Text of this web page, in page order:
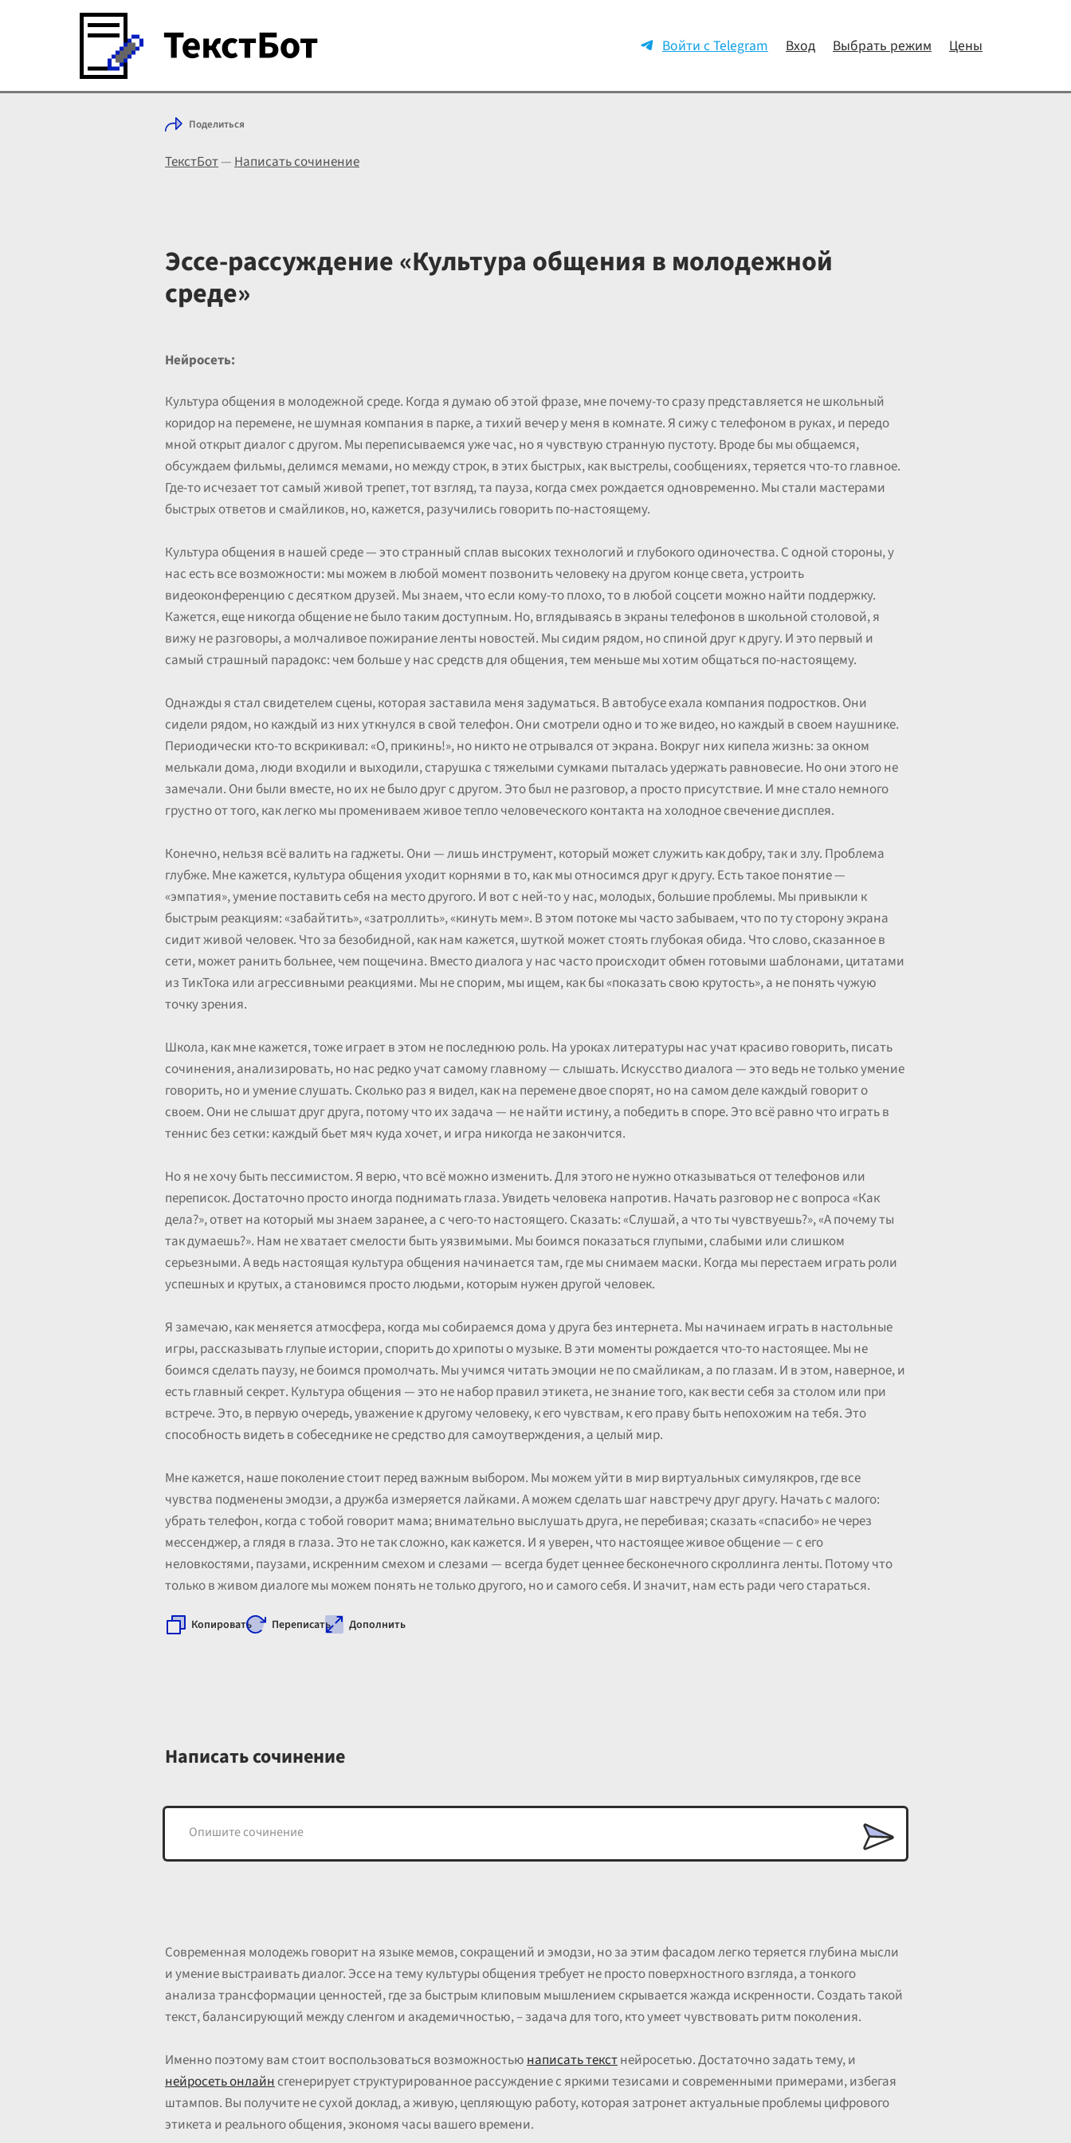
Войти с Telegram Вход Выбрать режим Цены
Поделиться
ТекстБот—Написать сочинение
Эссе-рассуждение «Культура общения в молодежной
среде»
Нейросеть:
Культура общения в молодежной среде. Когда я думаю об этой фразе, мне почему-то сразу представляется не школьный
коридор на перемене, не шумная компания в парке, а тихий вечер у меня в комнате. Я сижу с телефоном в руках, и передо
мной открыт диалог с другом. Мы переписываемся уже час, но я чувствую странную пустоту. Вроде бы мы общаемся,
обсуждаем фильмы, делимся мемами, но между строк, в этих быстрых, как выстрелы, сообщениях, теряется что-то главное.
Где-то исчезает тот самый живой трепет, тот взгляд, та пауза, когда смех рождается одновременно. Мы стали мастерами
быстрых ответов и смайликов, но, кажется, разучились говорить по-настоящему.
Культура общения в нашей среде — это странный сплав высоких технологий и глубокого одиночества. С одной стороны, у
нас есть все возможности: мы можем в любой момент позвонить человеку на другом конце света, устроить
видеоконференцию с десятком друзей. Мы знаем, что если кому-то плохо, то в любой соцсети можно найти поддержку.
Кажется, еще никогда общение не было таким доступным. Но, вглядываясь в экраны телефонов в школьной столовой, я
вижу не разговоры, а молчаливое пожирание ленты новостей. Мы сидим рядом, но спиной друг к другу. И это первый и
самый страшный парадокс: чем больше у нас средств для общения, тем меньше мы хотим общаться по-настоящему.
Однажды я стал свидетелем сцены, которая заставила меня задуматься. В автобусе ехала компания подростков. Они
сидели рядом, но каждый из них уткнулся в свой телефон. Они смотрели одно и то же видео, но каждый в своем наушнике.
Периодически кто-то вскрикивал: «О, прикинь!», но никто не отрывался от экрана. Вокруг них кипела жизнь: за окном
мелькали дома, люди входили и выходили, старушка с тяжелыми сумками пыталась удержать равновесие. Но они этого не
замечали. Они были вместе, но их не было друг с другом. Это был не разговор, а просто присутствие. И мне стало немного
грустно от того, как легко мы промениваем живое тепло человеческого контакта на холодное свечение дисплея.
Конечно, нельзя всё валить на гаджеты. Они — лишь инструмент, который может служить как добру, так и злу. Проблема
глубже. Мне кажется, культура общения уходит корнями в то, как мы относимся друг к другу. Есть такое понятие —
«эмпатия», умение поставить себя на место другого. И вот с ней-то у нас, молодых, большие проблемы. Мы привыкли к
быстрым реакциям: «забайтить», «затроллить», «кинуть мем». В этом потоке мы часто забываем, что по ту сторону экрана
сидит живой человек. Что за безобидной, как нам кажется, шуткой может стоять глубокая обида. Что слово, сказанное в
сети, может ранить больнее, чем пощечина. Вместо диалога у нас часто происходит обмен готовыми шаблонами, цитатами
из ТикТока или агрессивными реакциями. Мы не спорим, мы ищем, как бы «показать свою крутость», а не понять чужую
точку зрения.
Школа, как мне кажется, тоже играет в этом не последнюю роль. На уроках литературы нас учат красиво говорить, писать
сочинения, анализировать, но нас редко учат самому главному — слышать. Искусство диалога — это ведь не только умение
говорить, но и умение слушать. Сколько раз я видел, как на перемене двое спорят, но на самом деле каждый говорит о
своем. Они не слышат друг друга, потому что их задача — не найти истину, а победить в споре. Это всё равно что играть в
теннис без сетки: каждый бьет мяч куда хочет, и игра никогда не закончится.
Но я не хочу быть пессимистом. Я верю, что всё можно изменить. Для этого не нужно отказываться от телефонов или
переписок. Достаточно просто иногда поднимать глаза. Увидеть человека напротив. Начать разговор не с вопроса «Как
дела?», ответ на который мы знаем заранее, а с чего-то настоящего. Сказать: «Слушай, а что ты чувствуешь?», «А почему ты
так думаешь?». Нам не хватает смелости быть уязвимыми. Мы боимся показаться глупыми, слабыми или слишком
серьезными. А ведь настоящая культура общения начинается там, где мы снимаем маски. Когда мы перестаем играть роли
успешных и крутых, а становимся просто людьми, которым нужен другой человек.
Я замечаю, как меняется атмосфера, когда мы собираемся дома у друга без интернета. Мы начинаем играть в настольные
игры, рассказывать глупые истории, спорить до хрипоты о музыке. В эти моменты рождается что-то настоящее. Мы не
боимся сделать паузу, не боимся промолчать. Мы учимся читать эмоции не по смайликам, а по глазам. И в этом, наверное, и
есть главный секрет. Культура общения — это не набор правил этикета, не знание того, как вести себя за столом или при
встрече. Это, в первую очередь, уважение к другому человеку, к его чувствам, к его праву быть непохожим на тебя. Это
способность видеть в собеседнике не средство для самоутверждения, а целый мир.
Мне кажется, наше поколение стоит перед важным выбором. Мы можем уйти в мир виртуальных симулякров, где все
чувства подменены эмодзи, а дружба измеряется лайками. А можем сделать шаг навстречу друг другу. Начать с малого:
убрать телефон, когда с тобой говорит мама; внимательно выслушать друга, не перебивая; сказать «спасибо» не через
мессенджер, а глядя в глаза. Это не так сложно, как кажется. И я уверен, что настоящее живое общение — с его
неловкостями, паузами, искренним смехом и слезами — всегда будет ценнее бесконечного скроллинга ленты. Потому что
только в живом диалоге мы можем понять не только другого, но и самого себя. И значит, нам есть ради чего стараться.
Копировать Переписать Дополнить
Написать сочинение
Современная молодежь говорит на языке мемов, сокращений и эмодзи, но за этим фасадом легко теряется глубина мысли
и умение выстраивать диалог. Эссе на тему культуры общения требует не просто поверхностного взгляда, а тонкого
анализа трансформации ценностей, где за быстрым клиповым мышлением скрывается жажда искренности. Создать такой
текст, балансирующий между сленгом и академичностью, – задача для того, кто умеет чувствовать ритм поколения.
Именно поэтому вам стоит воспользоваться возможностьюнаписать текстнейросетью. Достаточно задать тему, и
нейросеть онлайнсгенерирует структурированное рассуждение с яркими тезисами и современными примерами, избегая
штампов. Вы получите не сухой доклад, а живую, цепляющую работу, которая затронет актуальные проблемы цифрового
этикета и реального общения, экономя часы вашего времени.